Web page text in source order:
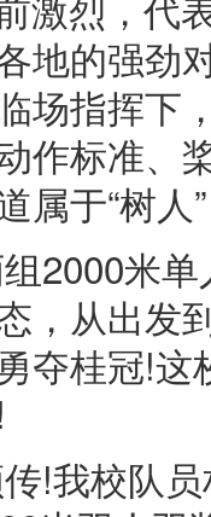
地的强劲
场指挥下
作标准、
属于“树人
2000米
，从出发
夺桂冠!
!我校队